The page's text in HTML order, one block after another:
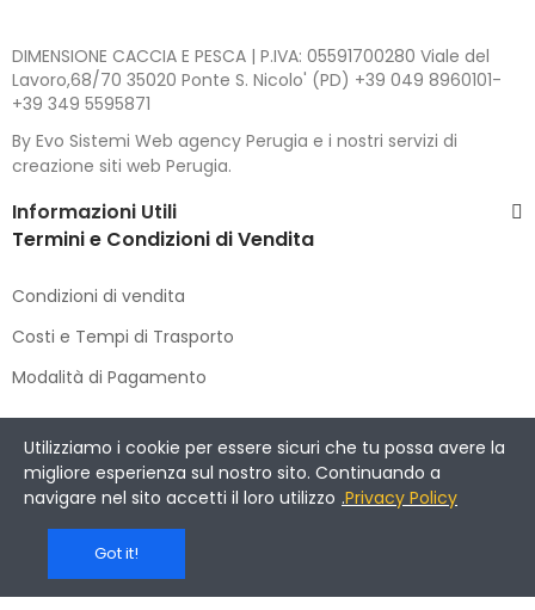
DIMENSIONE CACCIA E PESCA | P.IVA: 05591700280 Viale del
Lavoro,68/70 35020 Ponte S. Nicolo' (PD) +39 049 8960101-
+39 349 5595871
By Evo Sistemi Web agency Perugia e i nostri servizi di
creazione siti web Perugia.
Informazioni Utili
Termini e Condizioni di Vendita
Condizioni di vendita
Costi e Tempi di Trasporto
Modalità di Pagamento
Copyright © 2021 DIMENSIONE CACCIA E PESCA. All Rights
Reserved.
Utilizziamo i cookie per essere sicuri che tu possa avere la
migliore esperienza sul nostro sito. Continuando a
navigare nel sito accetti il loro utilizzo .Privacy Policy
Got it!